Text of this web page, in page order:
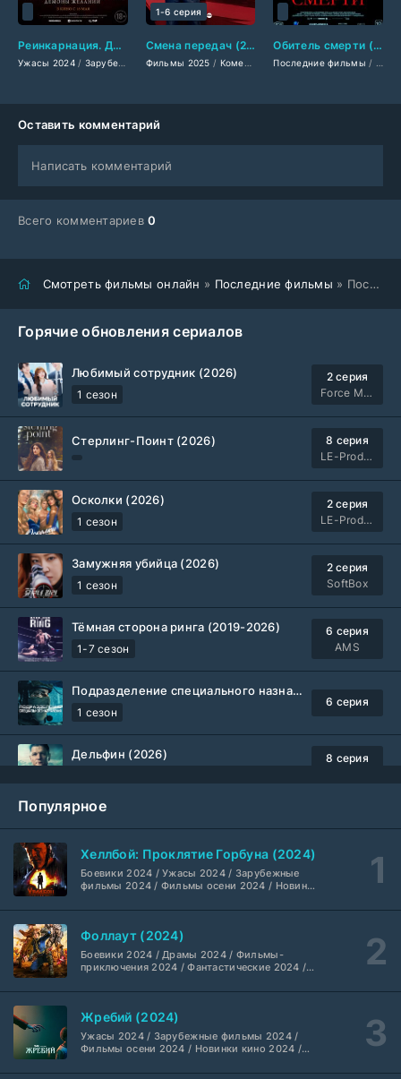
Реинкарнация. Демоны желаний (2024)
Ужасы 2024/ Зарубежные фильмы 2024 /Фильмы весны 2024/Новинки кино
Смена передач (2025)
Фильмы 2025 / Комедии 2025 /Сериалы 2025/
1-6 серия
Обитель смерти (2025)
Последние фильмы /
Оставить комментарий
Написать комментарий
Всего комментариев0
Смотреть фильмы онлайн » Последние фильмы » Последнее родео (2025)
Горячие обновления сериалов
Любимый сотрудник (2026)
1 сезон
2 серия
Force Media
Стерлинг-Поинт (2026)
8 серия
LE-Production
Осколки (2026)
1 сезон
2 серия
LE-Production
Замужняя убийца (2026)
1 сезон
2 серия
SoftBox
Тёмная сторона ринга (2019-2026)
1-7 сезон
6 серия
AMS
Подразделение специального назначения (2026)
1 сезон
6 серия
Дельфин (2026)
8 серия
Шугар (2026)
Укрытие (2026)
1-3 сезон
5 серия
HDrezka Studio
Мыс страха (2026)
1 сезон
Dragon Money Studio
Библиотекари: Следующая глава (2026) 2 серия
Популярное
Хеллбой: Проклятие Горбуна (2024)
Боевики 2024 / Ужасы 2024 / Зарубежные
фильмы 2024 / Фильмы осени 2024 / Новинки
2024 / Американские фильмы / Фильмы
высоким рейтингом / Интересные фильмы /
Крутые фильмы / Популярные фильмы
Фоллаут (2024)
Боевики 2024 / Драмы 2024 / Фильмы-
приключения 2024 / Фантастические 2024 /
смотреть / Сериалы в 4K UHD / Американские
Жребий (2024)
Ужасы 2024 / Зарубежные фильмы 2024 /
Фильмы осени 2024 / Новинки кино 2024 /
Американские фильмы / Фильмы смотреть /